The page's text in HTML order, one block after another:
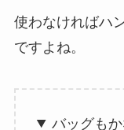
使わなければハ
ですよね。
バッグも